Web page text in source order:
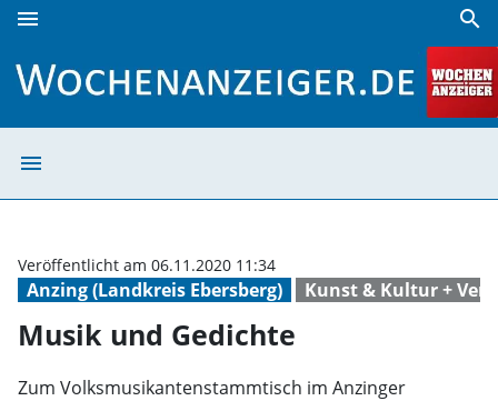
menu search
menu
Anzing (Landkreis Ebersberg) Kunst & Kultur +
Veröffentlicht am 06.11.2020 11:34
Musik und Gedichte
Zum Volksmusikantenstammtisch im Anzinger